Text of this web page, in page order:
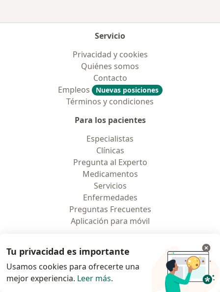
Servicio
Privacidad y cookies
Quiénes somos
Contacto
Empleos
Nuevas posiciones
Términos y condiciones
Para los pacientes
Especialistas
Clínicas
Pregunta al Experto
Medicamentos
Servicios
Enfermedades
Preguntas Frecuentes
Aplicación para móvil
Planes y precios
Para doctores
Para clinicas
Tu privacidad es importante
Usamos cookies para ofrecerte una
mejor experiencia. Leer más.